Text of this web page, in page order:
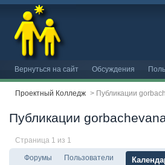
Вернуться на сайт Обсуждения
Проектный Колледж > Публикации
Публикации
Страница 1 из 1
Форумы Пользователи